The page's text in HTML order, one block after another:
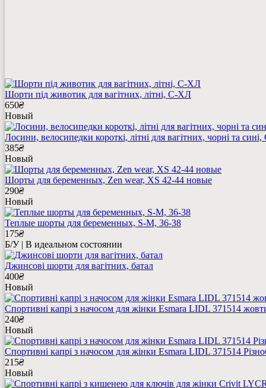
Шорти під животик для вагітних, літні, С-ХЛ
650₴
Новый
Лосини, велосипедки короткі, літні для вагітних, чорні та
385₴
Новый
Шорты для беременных, Zen wear, XS 42-44 новые
290₴
Новый
Теплые шорты для беременных, S-М, 36-38
175₴
Б/У | В идеальном состоянии
Джинсові шорти для вагітних, батал
400₴
Новый
Спортивні капрі з начосом для жінки Esmara LIDL 371514
240₴
Новый
Спортивні капрі з начосом для жінки Esmara LIDL 371514
215₴
Новый